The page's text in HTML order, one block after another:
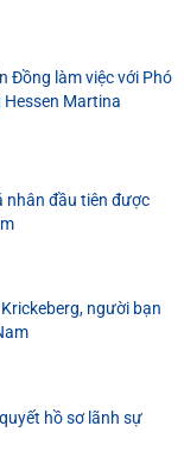
Đồng làm việc với Phó
Hessen Martina
nhân đầu tiên được
người bạn
hồ sơ lãnh sự